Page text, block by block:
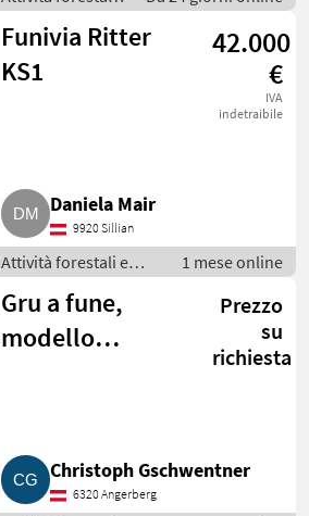
e lavorazione del
legno / Impianti
a fune per
esbosco
Funivia Ritter
KS1
42.000
€
IVA
indetraibile
Daniela Mair
9920 Sillian
Attività forestali e
lavorazione del legno
/ Impianti a fune per
esbosco
1 mese online
Gru a fune,
modello
Prezzo
su
richiesta
Christoph Gschwentner
6320 Angerberg